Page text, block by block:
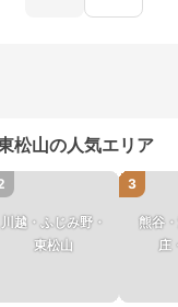
松山の人気エリア
川越・ふじみ野・
東松山
3
熊谷
庄